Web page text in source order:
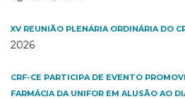
XV REUNIÃO PLENÁRIA ORDINÁRIA DO
2026
CRF-CE PARTICIPA DE EVENTO
FARMÁCIA DA UNIFOR EM ALUSÃO AO